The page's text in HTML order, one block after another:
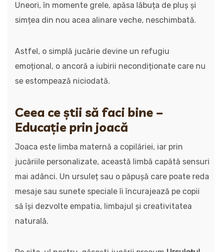
Uneori, în momente grele, apăsa lăbuța de pluş și
simțea din nou acea alinare veche, neschimbată.
Astfel, o simplă jucărie devine un refugiu
emoțional, o ancoră a iubirii necondiționate care nu
se estompează niciodată.
Ceea ce știi să faci bine –
Educație prin joacă
Joaca este limba maternă a copilăriei, iar prin
jucăriile personalizate, această limbă capătă sensuri
mai adânci. Un ursuleț sau o păpușă care poate reda
mesaje sau sunete speciale îi încurajează pe copii
să își dezvolte empatia, limbajul și creativitatea
naturală.